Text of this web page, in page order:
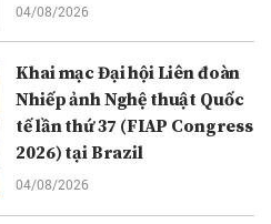
04/08/2026
Khai mạc Đại hội Liên đoàn
Nhiếp ảnh Nghệ thuật Quốc
tế lần thứ 37 (FIAP Congress
2026) tại Brazil
04/08/2026